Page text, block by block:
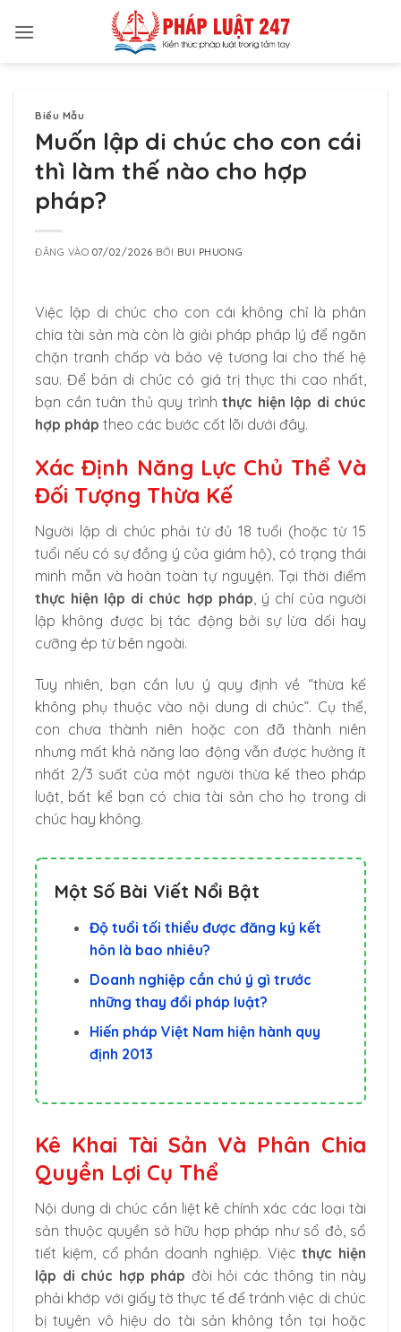
qua
Biểu Mẫu
Muốn lập di chúc cho con cái
thì làm thế nào cho hợp
pháp?
ĐĂNG VÀO07/02/2026 BỞI BUI PHUONG
Việc lập di chúc cho con cái không chỉ là phân
chia tài sản mà còn là giải pháp pháp lý để ngăn
chặn tranh chấp và bảo vệ tương lai cho thế hệ
sau. Để bản di chúc có giá trị thực thi cao nhất,
bạn cần tuân thủ quy trình thực hiện lập di chúc
hợp pháp theo các bước cốt lõi dưới đây.
Xác Định Năng Lực Chủ Thể Và
Đối Tượng Thừa Kế
Người lập di chúc phải từ đủ 18 tuổi (hoặc từ 15
tuổi nếu có sự đồng ý của giám hộ), có trạng thái
minh mẫn và hoàn toàn tự nguyện. Tại thời điểm
thực hiện lập di chúc hợp pháp, ý chí của người
lập không được bị tác động bởi sự lừa dối hay
cưỡng ép từ bên ngoài.
Tuy nhiên, bạn cần lưu ý quy định về “thừa kế
không phụ thuộc vào nội dung di chúc”. Cụ thể,
con chưa thành niên hoặc con đã thành niên
nhưng mất khả năng lao động vẫn được hưởng ít
nhất 2/3 suất của một người thừa kế theo pháp
luật, bất kể bạn có chia tài sản cho họ trong di
chúc hay không.
Một Số Bài Viết Nổi Bật
Độ tuổi tối thiểu được đăng ký kết
hôn là bao nhiêu?
Doanh nghiệp cần chú ý gì trước
những thay đổi pháp luật?
Hiến pháp Việt Nam hiện hành quy
định 2013
Kê Khai Tài Sản Và Phân Chia
Quyền Lợi Cụ Thể
Nội dung di chúc cần liệt kê chính xác các loại tài
sản thuộc quyền sở hữu hợp pháp như sổ đỏ, sổ
tiết kiệm, cổ phần doanh nghiệp. Việcthực hiện
lập di chúc hợp pháp đòi hỏi các thông tin này
phải khớp với giấy tờ thực tế để tránh việc di chúc
bị tuyên vô hiệu do tài sản không tồn tại hoặc